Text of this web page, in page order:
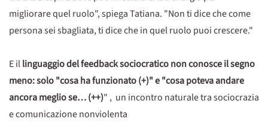
migliorare quel ruolo", spiega Tatiana. "Non ti dice che come
persona sei sbagliata, ti dice che in quel ruolo puoi crescere."
E illinguaggio del feedback sociocratico non conosce il segno
meno: solo "cosa ha funzionato (+)" e "cosa poteva andare
ancora meglio se… (++)" , un incontro naturale tra sociocrazia
e comunicazione nonviolenta